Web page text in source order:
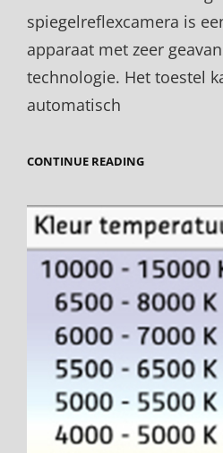
spiegelreflexcamera is
apparaat met zeer
technologie. Het toestel
automatisch
CONTINUE READINGDRIE
WANNEER
GEBRUIK
JE
ZE
?